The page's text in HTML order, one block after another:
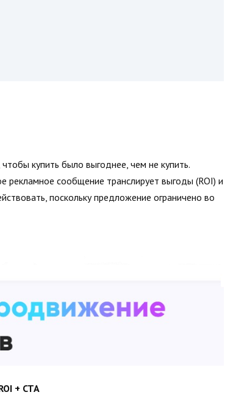
купить было выгоднее, чем не купить.
сообщение транслирует выгоды (ROI) и
поскольку предложение ограничено во
+ CTA